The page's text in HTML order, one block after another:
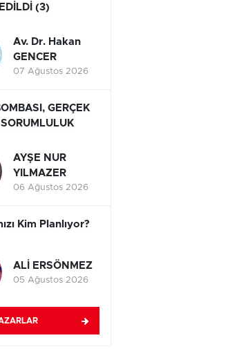
(3)
Av. Dr. Hakan
GENCER
07 Ağustos 2026
GERÇEK
AYŞE NUR
YILMAZER
06 Ağustos 2026
Kim Planlıyor?
ALİ ERSÖNMEZ
05 Ağustos 2026